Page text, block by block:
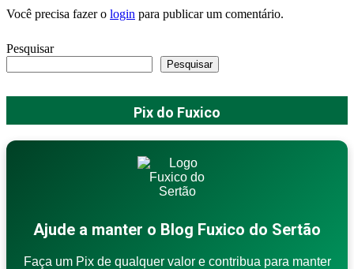
Você precisa fazer o login para publicar um comentário.
Pesquisar
Pesquisar
Pix do Fuxico
Ajude a manter o Blog Fuxico do Sertão
Faça um Pix de qualquer valor e contribua para manter